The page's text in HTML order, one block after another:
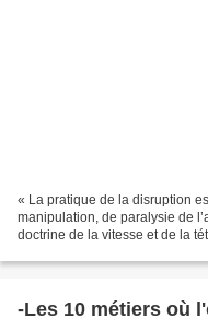
« La pratique de la disruption
manipulation, de paralysie de
doctrine de la vitesse et de la
-Les 10 métiers où